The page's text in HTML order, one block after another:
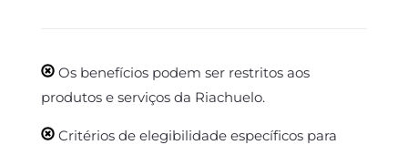
Os benefícios podem ser restritos aos
produtos e serviços da Riachuelo.
Critérios de elegibilidade específicos para